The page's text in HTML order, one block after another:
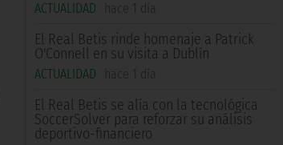
ACTUALIDAD hace 1 día
El Real Betis rinde homenaje a Patrick
O'Connell en su visita a Dublín
ACTUALIDAD hace 1 día
El Real Betis se alía con la tecnológica
SoccerSolver para reforzar su análisis
deportivo-financiero